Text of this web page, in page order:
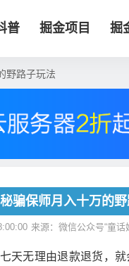
普 掘金项目 掘
野路子玩法
骗保师月入十万的
来源：微信公众号“童话
天无理由退款退货，